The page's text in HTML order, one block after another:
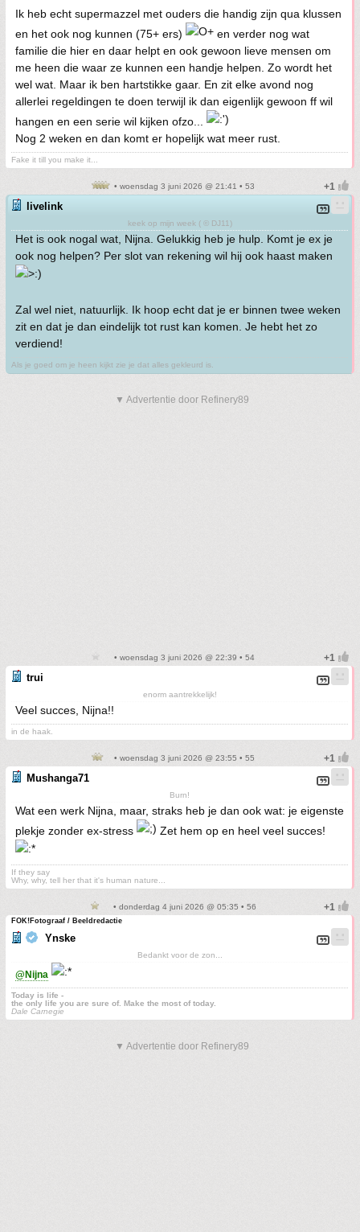
Ik heb echt supermazzel met ouders die handig zijn qua klussen
en het ook nog kunnen (75+ ers)
en verder nog wat
familie die hier en daar helpt en ook gewoon lieve mensen om
me heen die waar ze kunnen een handje helpen. Zo wordt het
wel wat. Maar ik ben hartstikke gaar. En zit elke avond nog
allerlei regeldingen te doen terwijl ik dan eigenlijk gewoon ff wil
hangen en een serie wil kijken ofzo...
Nog 2 weken en dan komt er hopelijk wat meer rust.
Fake it till you make it...
• woensdag 3 juni 2026 @ 21:41 • 53
livelink
keek op mijn week ( © DJ11)
Het is ook nogal wat, Nijna. Gelukkig heb je hulp. Komt je ex je
ook nog helpen? Per slot van rekening wil hij ook haast maken
Zal wel niet, natuurlijk. Ik hoop echt dat je er binnen twee weken
zit en dat je dan eindelijk tot rust kan komen. Je hebt het zo
verdiend!
Als je goed om je heen kijkt zie je dat alles gekleurd is.
▼ Advertentie door Refinery89
• woensdag 3 juni 2026 @ 22:39 • 54
trui
enorm aantrekkelijk!
Veel succes, Nijna!!
in de haak.
• woensdag 3 juni 2026 @ 23:55 • 55
Mushanga71
Burn!
Wat een werk Nijna, maar, straks heb je dan ook wat: je eigenste
plekje zonder ex-stress
Zet hem op en heel veel succes!
If they say
Why, why, tell her that it's human nature...
• donderdag 4 juni 2026 @ 05:35 • 56
FOK!Fotograaf / Beeldredactie
Ynske
Bedankt voor de zon...
@Nijna
Today is life -
the only life you are sure of. Make the most of today.
Dale Carnegie
▼ Advertentie door Refinery89